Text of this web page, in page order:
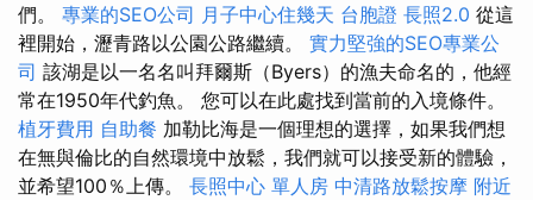
們。 專業的SEO公司 月子中心住幾天 台胞證 長照2.0 從這
裡開始，瀝青路以公園公路繼續。 實力堅強的SEO專業公
司 該湖是以一名名叫拜爾斯（Byers）的漁夫命名的，他經
常在1950年代釣魚。 您可以在此處找到當前的入境條件。
植牙費用 自助餐 加勒比海是一個理想的選擇，如果我們想
在無與倫比的自然環境中放鬆，我們就可以接受新的體驗，
並希望100％上傳。 長照中心 單人房 中清路放鬆按摩 附近